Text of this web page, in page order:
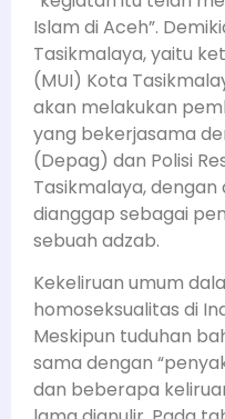
Islam di Aceh”.
Tasikmalaya, yaitu
(MUI) Kota
akan melakukan
yang bekerjasama
(Depag) dan Polisi
Tasikmalaya,
dianggap sebagai
sebuah adzab.
Kekeliruan umum
homoseksualitas di
Meskipun tuduhan
sama dengan
dan beberapa